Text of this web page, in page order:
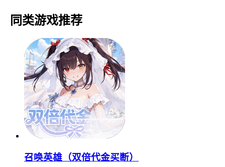
同类游戏推荐
召唤英雄（双倍代金买断）